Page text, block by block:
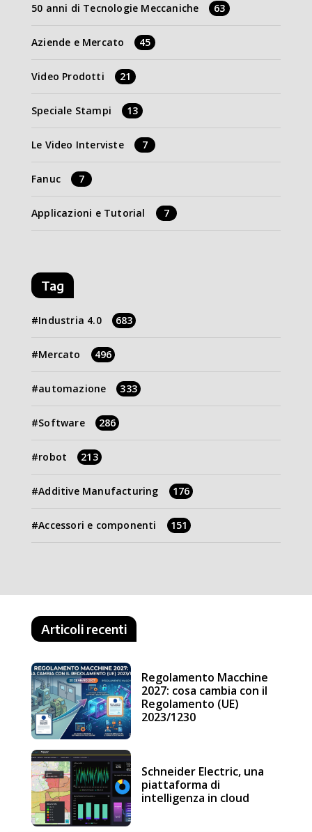
50 anni di Tecnologie Meccaniche 63
Aziende e Mercato 45
Video Prodotti 21
Speciale Stampi 13
Le Video Interviste 7
Fanuc 7
Applicazioni e Tutorial 7
Tag
Industria 4.0 683
Mercato 496
automazione 333
Software 286
robot 213
Additive Manufacturing 176
Accessori e componenti 151
Articoli recenti
Regolamento Macchine
2027: cosa cambia con il
Regolamento (UE)
2023/1230
Schneider Electric, una
piattaforma di
intelligenza in cloud